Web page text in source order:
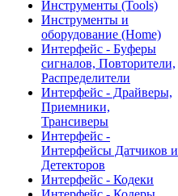
Инструменты (Tools)
Инструменты и
оборудование (Home)
Интерфейс - Буферы
сигналов, Повторители,
Распределители
Интерфейс - Драйверы,
Приемники,
Трансиверы
Интерфейс -
Интерфейсы Датчиков и
Детекторов
Интерфейс - Кодеки